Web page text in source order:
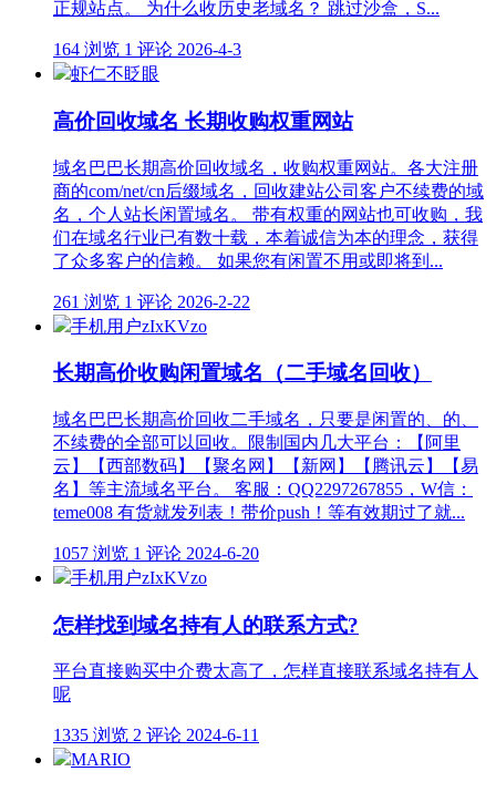
正规站点。 为什么收历史老域名？ 跳过沙盒，S...
164 浏览 1 评论 2026-4-3
虾仁不眨眼
高价回收域名 长期收购权重网站
域名巴巴长期高价回收域名，收购权重网站。各大注册
商的com/net/cn后缀域名，回收建站公司客户不续费的域
名，个人站长闲置域名。 带有权重的网站也可收购，我
们在域名行业已有数十载，本着诚信为本的理念，获得
了众多客户的信赖。 如果您有闲置不用或即将到...
261 浏览 1 评论 2026-2-22
手机用户zIxKVzo
长期高价收购闲置域名（二手域名回收）
域名巴巴长期高价回收二手域名，只要是闲置的、的、
不续费的全部可以回收。限制国内几大平台：【阿里
云】【西部数码】【聚名网】【新网】【腾讯云】【易
名】等主流域名平台。 客服：QQ2297267855，W信：
teme008 有货就发列表！带价push！等有效期过了就...
1057 浏览 1 评论 2024-6-20
手机用户zIxKVzo
怎样找到域名持有人的联系方式?
平台直接购买中介费太高了，怎样直接联系域名持有人
呢
1335 浏览 2 评论 2024-6-11
MARIO